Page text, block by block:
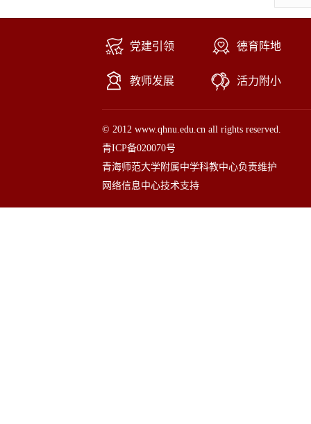
党建引领 德育阵地
教师发展 活力附小
© 2012 www.qhnu.edu.cn all rights reserved.
青ICP备020070号
青海师范大学附属中学科教中心负责维护
网络信息中心技术支持